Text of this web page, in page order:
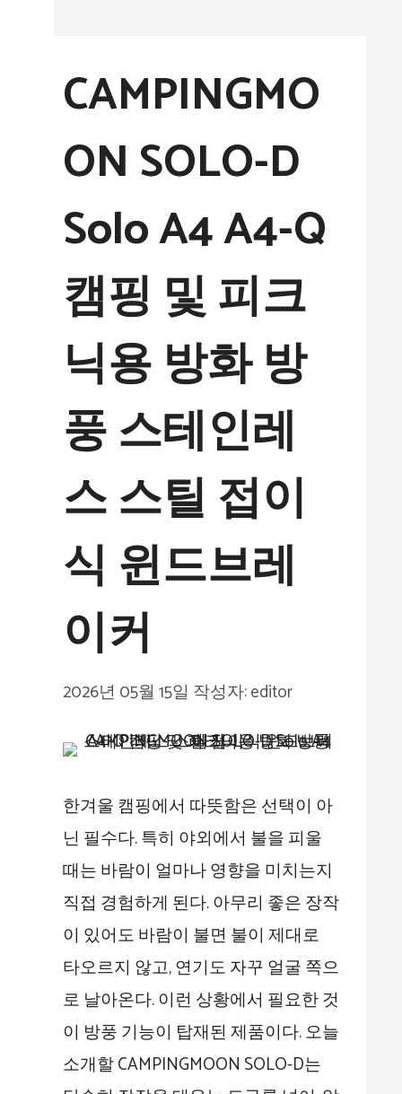
CAMPINGMO
ON SOLO-D
Solo A4 A4-Q
캠핑 및 피크
닉용 방화 방
풍 스테인레
스 스틸 접이
식 윈드브레
이커
2026년 05월 15일 작성자:editor
한겨울 캠핑에서 따뜻함은 선택이 아
닌 필수다. 특히 야외에서 불을 피울
때는 바람이 얼마나 영향을 미치는지
직접 경험하게 된다. 아무리 좋은 장작
이 있어도 바람이 불면 불이 제대로
타오르지 않고, 연기도 자꾸 얼굴 쪽으
로 날아온다. 이런 상황에서 필요한 것
이 방풍 기능이 탑재된 제품이다. 오늘
소개할 CAMPINGMOON SOLO-D는